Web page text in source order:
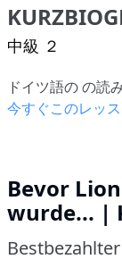
中級 ２
ドイツ語の の読
今すぐこのレッ
Bevor
wurde... |